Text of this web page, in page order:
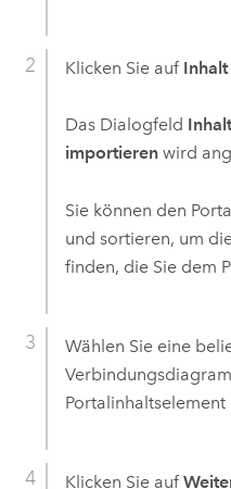
Klicken Sie auf
Das Dialogfeld
importierenwird
Sie können den
und sortieren, um
finden, die Sie dem
Wählen Sie eine
Klicken Sie auf